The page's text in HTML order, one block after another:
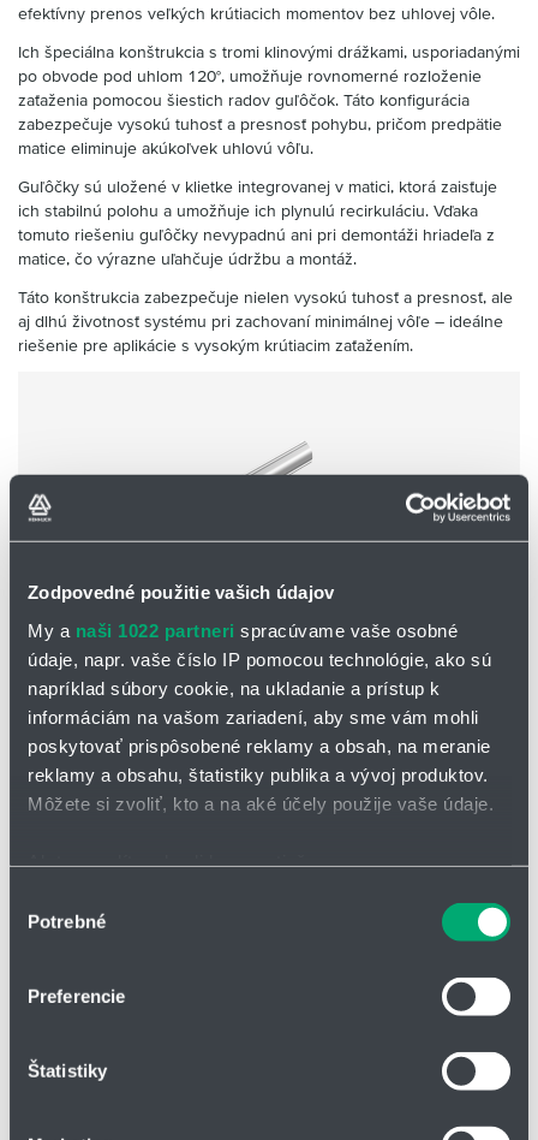
Zodpovedné použitie vašich údajov
My a naši 1022 partneri spracúvame vaše osobné
údaje, napr. vaše číslo IP pomocou technológie, ako sú
napríklad súbory cookie, na ukladanie a prístup k
informáciám na vašom zariadení, aby sme vám mohli
poskytovať prispôsobené reklamy a obsah, na meranie
reklamy a obsahu, štatistiky publika a vývoj produktov.
Môžete si zvoliť, kto a na aké účely použije vaše údaje.
polohe s presnosťou na niekoľko metrov
Viac informácií o tom, ako sa spracúvajú vaše osobné
môžete kedykoľvek zmeniť alebo odvolať cez Vyhlásenie
súhlasu
Potrebné
Preferencie
Štatistiky
efektívny prenos veľkých krútiacich momentov bez uhlovej vôle.
Ich špeciálna konštrukcia s tromi klinovými drážkami, usporiadanými
po obvode pod uhlom 120°, umožňuje rovnomerné rozloženie
zaťaženia pomocou šiestich radov guľôčok. Táto konfigurácia
zabezpečuje vysokú tuhosť a presnosť pohybu, pričom predpätie
matice eliminuje akúkoľvek uhlovú vôľu.
Guľôčky sú uložené v klietke integrovanej v matici, ktorá zaisťuje
ich stabilnú polohu a umožňuje ich plynulú recirkuláciu. Vďaka
tomuto riešeniu guľôčky nevypadnú ani pri demontáži hriadeľa z
matice, čo výrazne uľahčuje údržbu a montáž.
Táto konštrukcia zabezpečuje nielen vysokú tuhosť a presnosť, ale
aj dlhú životnosť systému pri zachovaní minimálnej vôľe – ideálne
riešenie pre aplikácie s vysokým krútiacim zaťažením.
Typ LBS
K prenosu vysokých krútiacich momentov bez uhlovej vôle. I
pri predpätí sú zachované dobré pohybové vlastnosti.
Priemer hriadeľa od 6 do 100 mm.